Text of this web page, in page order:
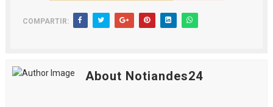
COMPARTIR:
About Notiandes24